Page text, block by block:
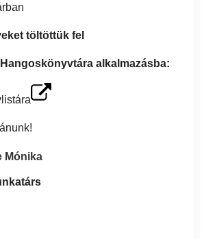
töltöttük fel
Hangoskönyvtára alkalmazásba:
Mónika